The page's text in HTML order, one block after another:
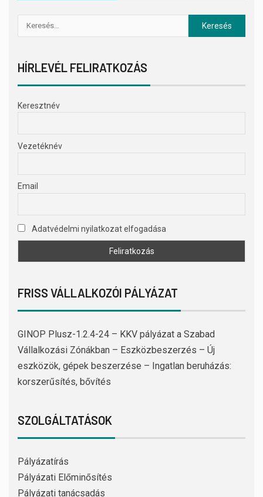
HÍRLEVÉL FELIRATKOZÁS
Keresztnév
Vezetéknév
Email
Adatvédelmi nyilatkozat elfogadása
FRISS VÁLLALKOZÓI PÁLYÁZAT
GINOP Plusz-1.2.4-24 – KKV pályázat a Szabad
Vállalkozási Zónákban – Eszközbeszerzés – Új
eszközök, gépek beszerzése – Ingatlan beruházás:
korszerűsítés, bővítés
SZOLGÁLTATÁSOK
Pályázatírás
Pályázati Előminősítés
Pályázati tanácsadás